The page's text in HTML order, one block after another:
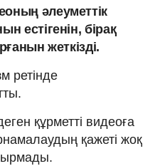
әлеуметтік
естігенін, бірақ
жеткізді.
ретінде
құрметті видеоға
қажеті жоқ